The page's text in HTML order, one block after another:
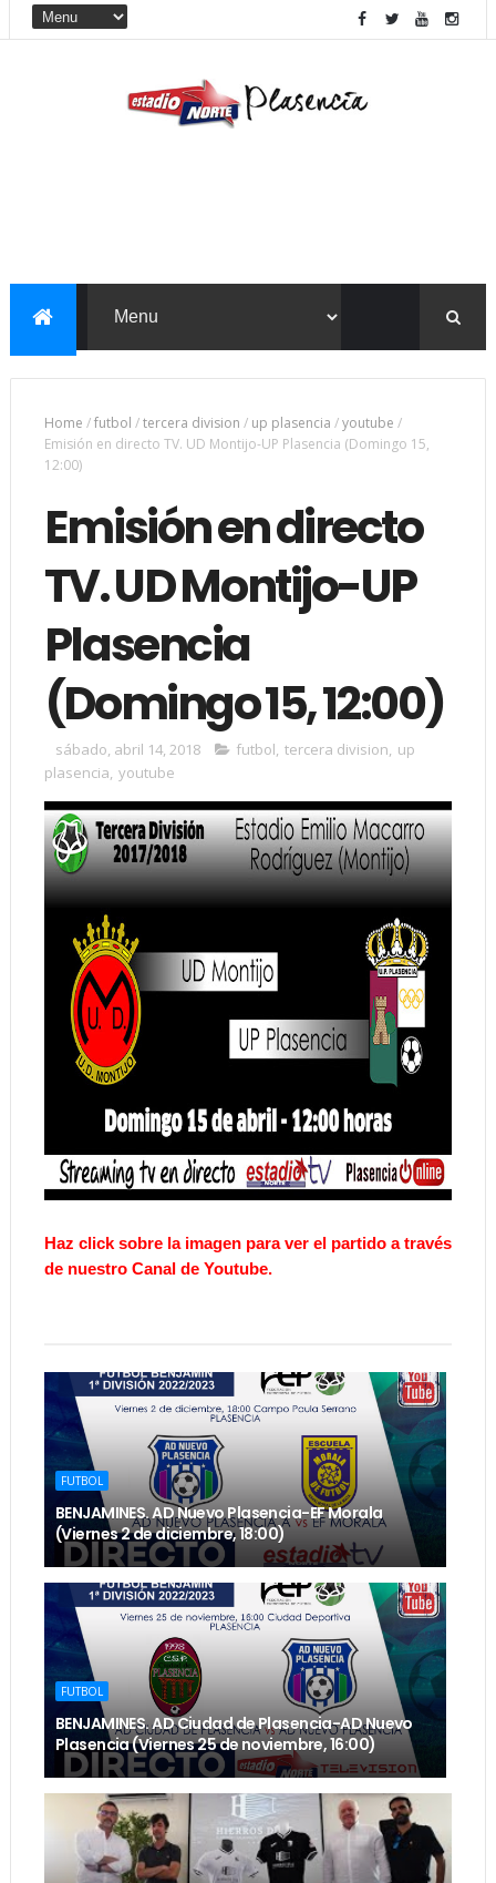
Home /futbol /tercera division / up plasencia /youtube /
Emisión en directo TV. UD Montijo-UP Plasencia (Domingo 15,
12:00)
Emisión en directo
TV. UD Montijo-UP
Plasencia
(Domingo 15, 12:00)
sábado, abril 14, 2018 futbol, tercera division, up
plasencia, youtube
Haz click sobre la imagen para ver el partido a través
de nuestro Canal de Youtube.
FUTBOL
BENJAMINES. AD Nuevo Plasencia-EF Morala
(Viernes 2 de diciembre, 18:00)
FUTBOL
BENJAMINES. AD Ciudad de Plasencia-AD Nuevo
Plasencia (Viernes 25 de noviembre, 16:00)